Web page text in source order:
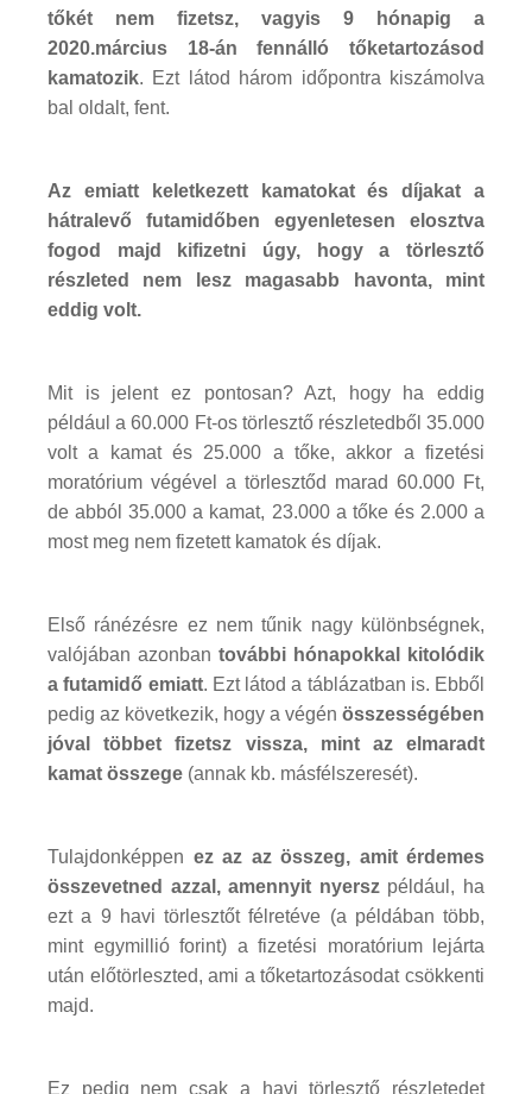
tőkét nem fizetsz, vagyis 9 hónapig a
2020.március 18-án fennálló tőketartozásod
kamatozik. Ezt látod három időpontra kiszámolva
bal oldalt, fent.
Az emiatt keletkezett kamatokat és díjakat a
hátralevő futamidőben egyenletesen elosztva
fogod majd kifizetni úgy, hogy a törlesztő
részleted nem lesz magasabb havonta, mint
eddig volt.
Mit is jelent ez pontosan? Azt, hogy ha eddig
például a 60.000 Ft-os törlesztő részletedből 35.000
volt a kamat és 25.000 a tőke, akkor a fizetési
moratórium végével a törlesztőd marad 60.000 Ft,
de abból 35.000 a kamat, 23.000 a tőke és 2.000 a
most meg nem fizetett kamatok és díjak.
Első ránézésre ez nem tűnik nagy különbségnek,
valójában azonban további hónapokkal kitolódik
a futamidő emiatt. Ezt látod a táblázatban is. Ebből
pedig az következik, hogy a végén összességében
jóval többet fizetsz vissza, mint az elmaradt
kamat összege (annak kb. másfélszeresét).
Tulajdonképpen ez az az összeg, amit érdemes
összevetned azzal, amennyit nyerszpéldául, ha
ezt a 9 havi törlesztőt félretéve (a példában több,
mint egymillió forint) a fizetési moratórium lejárta
után előtörleszted, ami a tőketartozásodat csökkenti
majd.
Ez pedig nem csak a havi törlesztő részletedet